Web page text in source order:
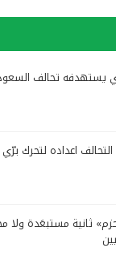
يستهدفه تحالف
اعداده لتحرك
ثانية مستبعَدة ولا